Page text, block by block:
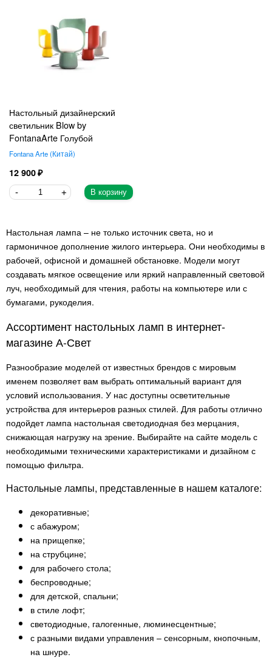
Настольный дизайнерский
светильник Blow by
FontanaArte Голубой
Fontana Arte Китай
12 900
В корзину
Настольная лампа – не только источник света, но и
гармоничное дополнение жилого интерьера. Они необходимы в
рабочей, офисной и домашней обстановке. Модели могут
создавать мягкое освещение или яркий направленный световой
луч, необходимый для чтения, работы на компьютере или с
бумагами, рукоделия.
Ассортимент настольных ламп в интернет-
магазине А-Свет
Разнообразие моделей от известных брендов с мировым
именем позволяет вам выбрать оптимальный вариант для
условий использования. У нас доступны осветительные
устройства для интерьеров разных стилей. Для работы отлично
подойдет лампа настольная светодиодная без мерцания,
снижающая нагрузку на зрение. Выбирайте на сайте модель с
необходимыми техническими характеристиками и дизайном с
помощью фильтра.
Настольные лампы, представленные в нашем каталоге:
декоративные;
с абажуром;
на прищепке;
на струбцине;
для рабочего стола;
беспроводные;
для детской, спальни;
в стиле лофт;
светодиодные, галогенные, люминесцентные;
с разными видами управления – сенсорным, кнопочным,
на шнуре.